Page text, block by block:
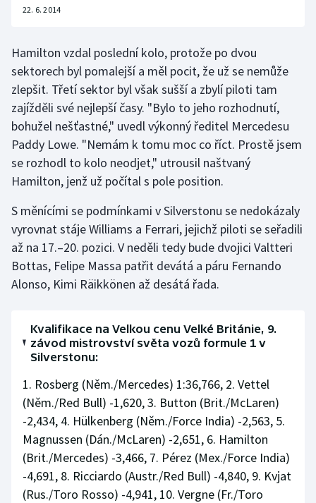
Moderní pětiboj
Olympijské hry
Parasport
Plavání
Plážový volejbal
Ragby
Rychlobruslení
Rychlostní kanoistika
Sportovní střelba
Stolní tenis
Triatlon
Veslování
Vodní slalom
22. 6. 2014
Hamilton vzdal poslední kolo, protože po dvou
sektorech byl pomalejší a měl pocit, že už se nemůže
zlepšit. Třetí sektor byl však sušší a zbylí piloti tam
zajížděli své nejlepší časy. "Bylo to jeho rozhodnutí,
bohužel nešťastné," uvedl výkonný ředitel Mercedesu
Paddy Lowe. "Nemám k tomu moc co říct. Prostě jsem
se rozhodl to kolo neodjet," utrousil naštvaný
Hamilton, jenž už počítal s pole position.
S měnícími se podmínkami v Silverstonu se nedokázaly
vyrovnat stáje Williams a Ferrari, jejichž piloti se seřadili
až na 17.–20. pozici. V neděli tedy bude dvojici Valtteri
Bottas, Felipe Massa patřit devátá a páru Fernando
Alonso, Kimi Räikkönen až desátá řada.
Kvalifikace na Velkou cenu Velké Británie, 9.
závod mistrovství světa vozů formule 1 v
Silverstonu:
1. Rosberg (Něm./Mercedes) 1:36,766, 2. Vettel
(Něm./Red Bull) -1,620, 3. Button (Brit./McLaren)
-2,434, 4. Hülkenberg (Něm./Force India) -2,563, 5.
Magnussen (Dán./McLaren) -2,651, 6. Hamilton
(Brit./Mercedes) -3,466, 7. Pérez (Mex./Force India)
-4,691, 8. Ricciardo (Austr./Red Bull) -4,840, 9. Kvjat
(Rus./Toro Rosso) -4,941, 10. Vergne (Fr./Toro